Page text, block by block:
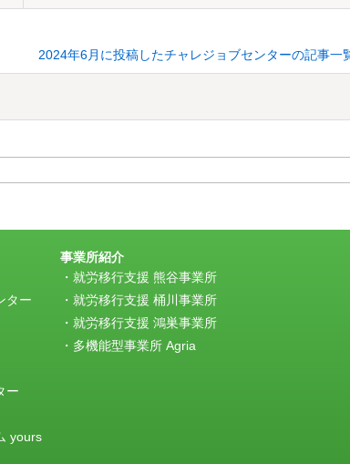
2024年6月に投稿したチャレジョブセンターの記事一
ター
ー
yours
事業所紹介
就労移行支援 熊谷事業所
就労移行支援 桶川事業所
就労移行支援 鴻巣事業所
多機能型事業所 Agria